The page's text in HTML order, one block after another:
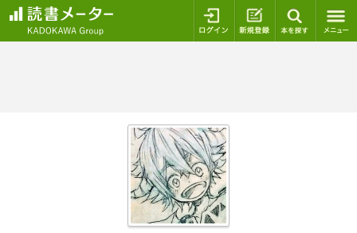
ログイン 新規登録